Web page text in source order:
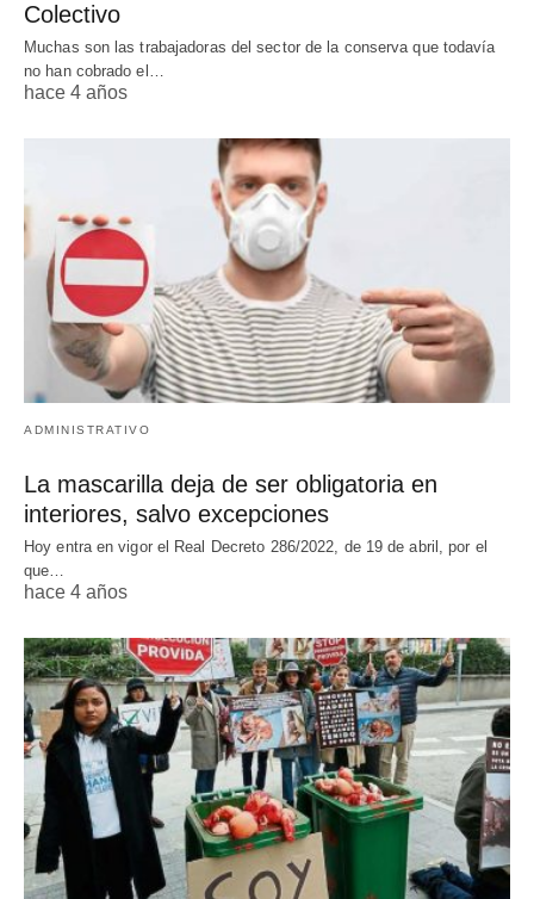
Colectivo
Muchas son las trabajadoras del sector de la conserva que todavía
no han cobrado el…
hace 4 años
ADMINISTRATIVO
La mascarilla deja de ser obligatoria en
interiores, salvo excepciones
Hoy entra en vigor el Real Decreto 286/2022, de 19 de abril, por el
que…
hace 4 años